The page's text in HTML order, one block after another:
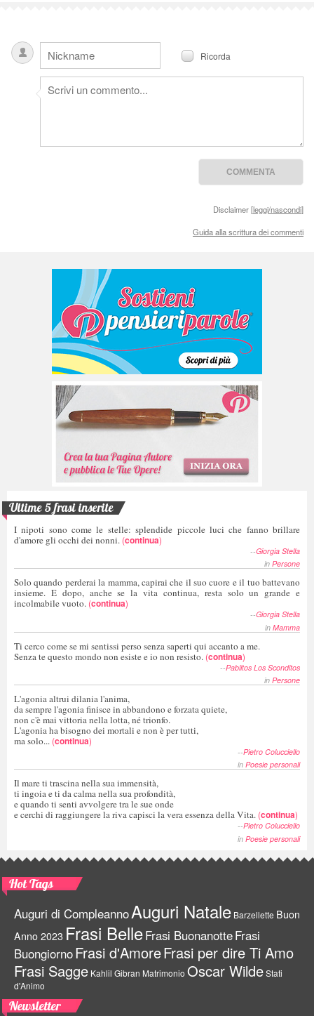
Ricorda
Disclaimer [leggi/nascondi]
Guida alla scrittura dei commenti
Ultime 5 frasi inserite
I nipoti sono come le stelle: splendide piccole luci che fanno brillare
d'amore gli occhi dei nonni. (continua)
--Giorgia Stella
in Persone
Solo quando perderai la mamma, capirai che il suo cuore e il tuo battevano
insieme. E dopo, anche se la vita continua, resta solo un grande e
incolmabile vuoto. (continua)
--Giorgia Stella
in Mamma
Ti cerco come se mi sentissi perso senza saperti qui accanto a me.
Senza te questo mondo non esiste e io non resisto. (continua)
--Pablitos Los Sconditos
in Persone
L'agonia altrui dilania l'anima,
da sempre l'agonia finisce in abbandono e forzata quiete,
non c'è mai vittoria nella lotta, né trionfo.
L'agonia ha bisogno dei mortali e non è per tutti,
ma solo... (continua)
--Pietro Colucciello
in Poesie personali
Il mare ti trascina nella sua immensità,
ti ingoia e ti da calma nella sua profondità,
e quando ti senti avvolgere tra le sue onde
e cerchi di raggiungere la riva capisci la vera essenza della Vita. (continua)
--Pietro Colucciello
in Poesie personali
Hot Tags
Auguri di CompleannoAuguri Natale Barzellette Buon
Anno 2023 Frasi BelleFrasi BuonanotteFrasi
BuongiornoFrasi d'AmoreFrasi per dire Ti Amo
Frasi Sagge Kahlil Gibran Matrimonio Oscar WildeStati
d'Animo
Newsletter